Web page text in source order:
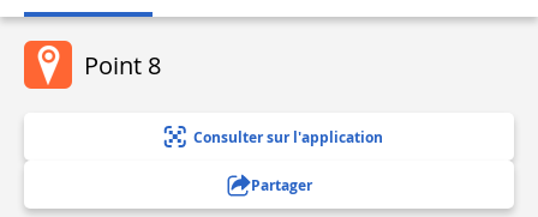
Point 8
Consulter sur l'application
Partager